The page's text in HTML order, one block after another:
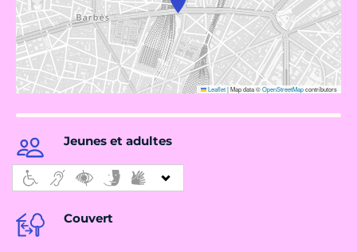
Leaflet|Map data ©OpenStreetMapcontributors
Jeunes et adultes
Couvert